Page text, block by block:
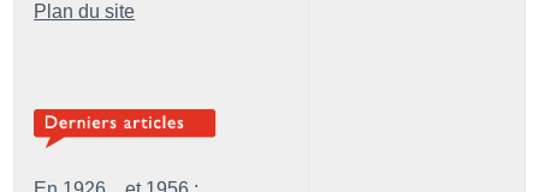
Plan du site